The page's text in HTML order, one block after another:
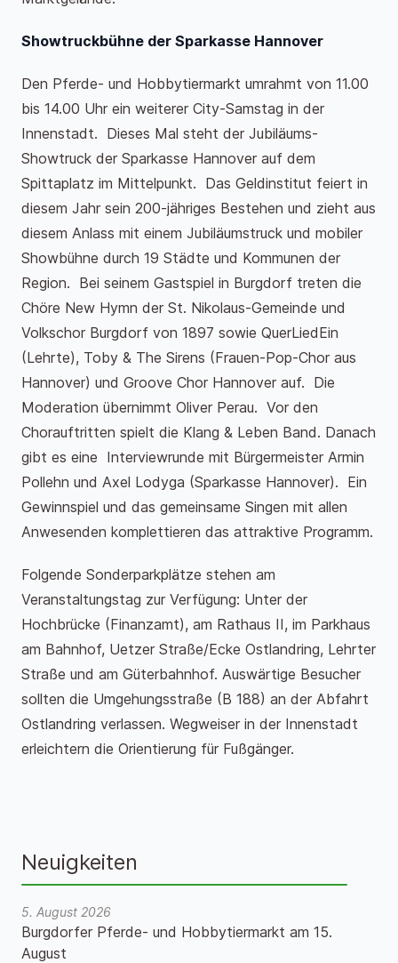
Showtruckbühne der Sparkasse Hannover
Den Pferde- und Hobbytiermarkt umrahmt von 11.00
bis 14.00 Uhr ein weiterer City-Samstag in der
Innenstadt. Dieses Mal steht der Jubiläums-
Showtruck der Sparkasse Hannover auf dem
Spittaplatz im Mittelpunkt. Das Geldinstitut feiert in
diesem Jahr sein 200-jähriges Bestehen und zieht aus
diesem Anlass mit einem Jubiläumstruck und mobiler
Showbühne durch 19 Städte und Kommunen der
Region. Bei seinem Gastspiel in Burgdorf treten die
Chöre New Hymn der St. Nikolaus-Gemeinde und
Volkschor Burgdorf von 1897 sowie QuerLiedEin
(Lehrte), Toby & The Sirens (Frauen-Pop-Chor aus
Hannover) und Groove Chor Hannover auf. Die
Moderation übernimmt Oliver Perau. Vor den
Chorauftritten spielt die Klang & Leben Band. Danach
gibt es eine Interviewrunde mit Bürgermeister Armin
Pollehn und Axel Lodyga (Sparkasse Hannover). Ein
Gewinnspiel und das gemeinsame Singen mit allen
Anwesenden komplettieren das attraktive Programm.
Folgende Sonderparkplätze stehen am
Veranstaltungstag zur Verfügung: Unter der
Hochbrücke (Finanzamt), am Rathaus II, im Parkhaus
am Bahnhof, Uetzer Straße/Ecke Ostlandring, Lehrter
Straße und am Güterbahnhof. Auswärtige Besucher
sollten die Umgehungsstraße (B 188) an der Abfahrt
Ostlandring verlassen. Wegweiser in der Innenstadt
erleichtern die Orientierung für Fußgänger.
Neuigkeiten
5. August 2026
Burgdorfer Pferde- und Hobbytiermarkt am 15.
August